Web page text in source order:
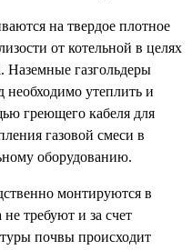
на твердое плотное
от котельной в целях
Наземные газгольдеры
утеплить и
греющего кабеля для
газовой смеси в
оборудованию.
монтируются в
требуют и за счет
почвы происходит